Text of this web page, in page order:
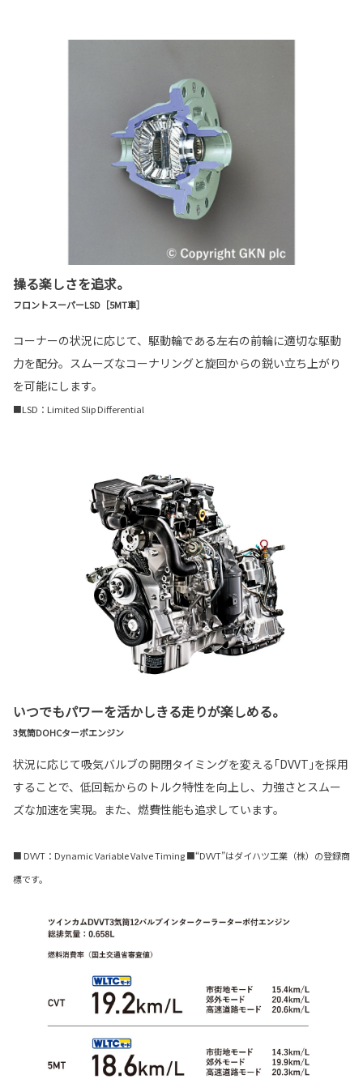
操る楽しさを追求。
フロントスーパーLSD［5MT車］
コーナーの状況に応じて、駆動輪である左右の前輪に適切な駆動
力を配分。スムーズなコーナリングと旋回からの鋭い立ち上がり
を可能にします。
■LSD：Limited Slip Differential
いつでもパワーを活かしきる走りが楽しめる。
3気筒DOHCターボエンジン
状況に応じて吸気バルブの開閉タイミングを変える｢DVVT｣を採用
することで、低回転からのトルク特性を向上し、力強さとスムー
ズな加速を実現。また、燃費性能も追求しています。
■ DVVT：Dynamic Variable Valve Timing ■“DVVT”はダイハツ工業（株）の登録商
標です。